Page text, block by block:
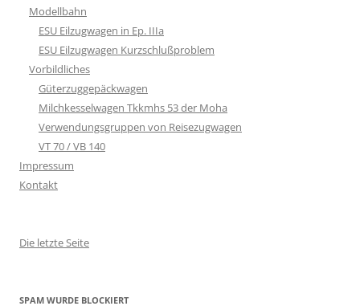
Modellbahn
ESU Eilzugwagen in Ep. IIIa
ESU Eilzugwagen Kurzschlußproblem
Vorbildliches
Güterzuggepäckwagen
Milchkesselwagen Tkkmhs 53 der Moha
Verwendungsgruppen von Reisezugwagen
VT 70 / VB 140
Impressum
Kontakt
Die letzte Seite
SPAM WURDE BLOCKIERT